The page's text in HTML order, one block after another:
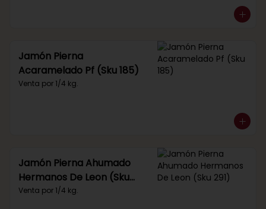
Jamón Pierna
Acaramelado Pf (Sku 185)
Venta por 1/4 kg.
Jamón Pierna Ahumado
Hermanos De Leon (Sku
291)
Venta por 1/4 kg.